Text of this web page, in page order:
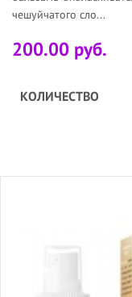
чешуйчатого сло...
200.00 руб.
КОЛИЧЕСТВО